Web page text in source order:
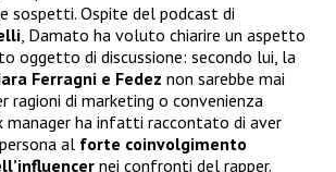
sospetti. Ospite del podcast di
, Damato ha voluto chiarire un aspetto
oggetto di discussione: secondo lui, la
Ferragni e Fedez non sarebbe mai
di marketing o convenienza
manager ha infatti raccontato di aver
al forte coinvolgimento
nei confronti del rapper.